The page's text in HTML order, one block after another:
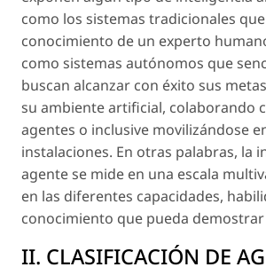
como los sistemas tradicionales
conocimiento de un experto
como sistemas autónomos que
buscan alcanzar con éxito sus
su ambiente artificial, colaborando
agentes o inclusive movilizándose
instalaciones. En otras palabras, la
agente se mide en una escala
en las diferentes capacidades,
conocimiento que pueda demostrar
II. CLASIFICACIÓN DE